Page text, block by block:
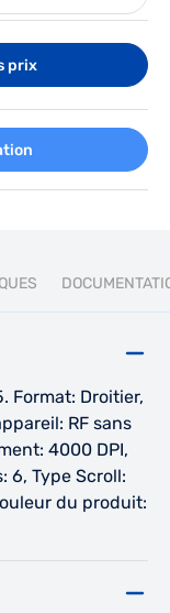
prix
Format: Droitier,
RF sans
4000 DPI,
6, Type Scroll:
du produit: